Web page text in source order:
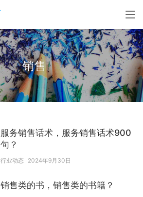
销售
服务销售话术，服务销售话术900
句？
行业动态 2024年9月30日
销售类的书，销售类的书籍？